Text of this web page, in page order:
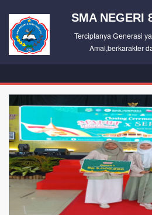
SMA NEGERI
Terciptanya Generasi
Amal,berkarakter